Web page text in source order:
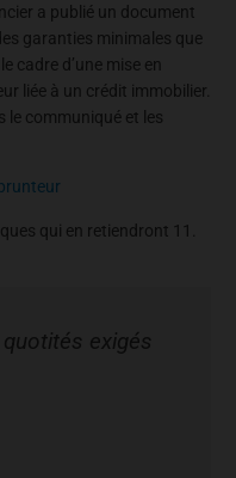
a publié un document
garanties minimales que
cadre d’une mise en
liée à un crédit immobilier.
le communiqué et les
qui en retiendront 11.